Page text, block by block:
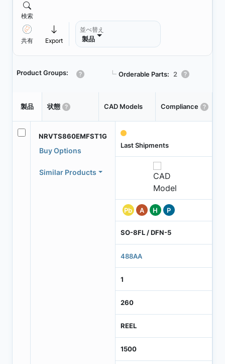
検索
共有 Export
並べ替え
製品
Product Groups: ┗ Orderable Parts: 2
製品 状態 CAD Models Compliance
NRVTS860EMFST1G
Buy Options
Similar Products
Last Shipments
Pb A H P
SO-8FL / DFN-5
488AA
1
260
REEL
1500